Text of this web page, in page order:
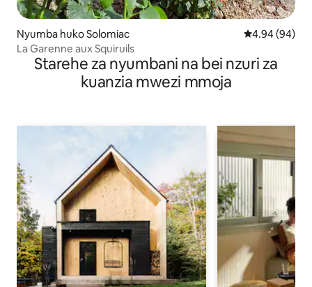
Nyumba huko Solomiac Ukadiriaji wa
4.94 (94)
La Garenne aux Squiruils
Starehe za nyumbani na bei nzuri za
kuanzia mwezi mmoja